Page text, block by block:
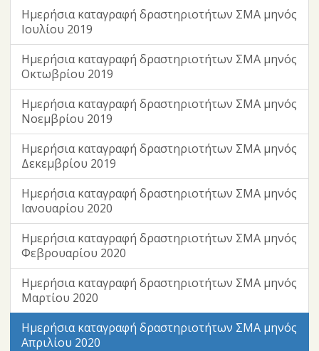
Ημερήσια καταγραφή δραστηριοτήτων ΣΜΑ μηνός
Ιουλίου 2019
Ημερήσια καταγραφή δραστηριοτήτων ΣΜΑ μηνός
Οκτωβρίου 2019
Ημερήσια καταγραφή δραστηριοτήτων ΣΜΑ μηνός
Νοεμβρίου 2019
Ημερήσια καταγραφή δραστηριοτήτων ΣΜΑ μηνός
Δεκεμβρίου 2019
Ημερήσια καταγραφή δραστηριοτήτων ΣΜΑ μηνός
Ιανουαρίου 2020
Ημερήσια καταγραφή δραστηριοτήτων ΣΜΑ μηνός
Φεβρουαρίου 2020
Ημερήσια καταγραφή δραστηριοτήτων ΣΜΑ μηνός
Μαρτίου 2020
Ημερήσια καταγραφή δραστηριοτήτων ΣΜΑ μηνός
Απριλίου 2020